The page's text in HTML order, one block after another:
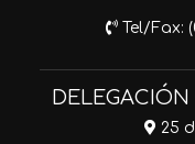
Tel/Fax:
25